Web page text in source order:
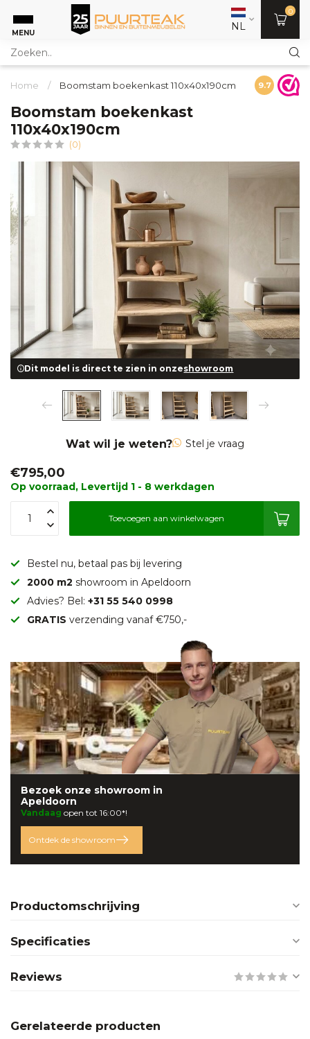
MENU NL
0
Home / Boomstam boekenkast 110x40x190cm 9.7
Boomstam boekenkast
110x40x190cm
(0)
Dit model is direct te zien in onzeshowroom
Wat wil je weten? Stel je vraag
€795,00
Op voorraad, Levertijd 1 - 8 werkdagen
Toevoegen aan winkelwagen
Bestel nu, betaal pas bij levering
2000 m2 showroom in Apeldoorn
Advies? Bel: +31 55 540 0998
GRATIS verzending vanaf €750,-
Bezoek onze showroom in
Apeldoorn
Vandaag open tot 16:00*!
Ontdek de showroom
Productomschrijving
Specificaties
Reviews
Gerelateerde producten